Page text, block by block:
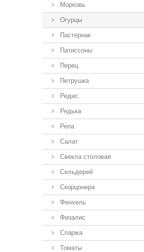
Морковь
Огурцы
Пастернак
Патиссоны
Перец
Петрушка
Редис
Редька
Репа
Салат
Свекла столовая
Сельдерей
Скорцонера
Фенхель
Физалис
Спаржа
Томаты